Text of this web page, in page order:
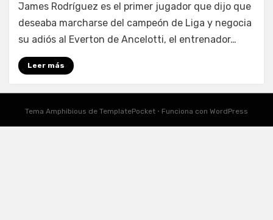
James Rodríguez es el primer jugador que dijo que
deseaba marcharse del campeón de Liga y negocia
su adiós al Everton de Ancelotti, el entrenador…
Leer más
Tema Amphibious de TemplatePocket ⋅ Funciona con WordPress